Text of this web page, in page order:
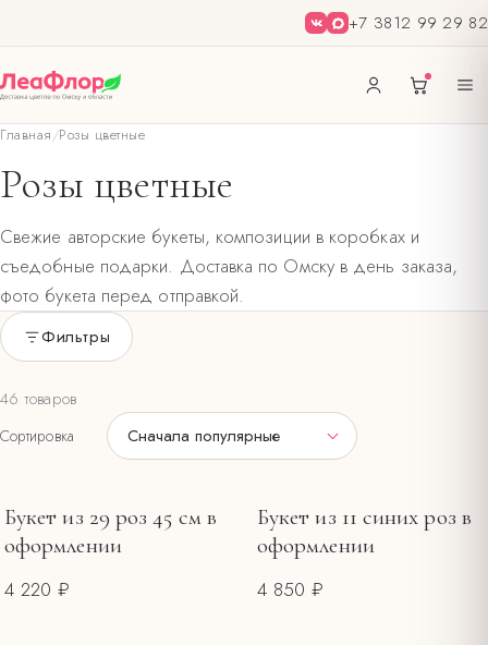
+7 3812 99 29 82
Главная/Розы цветные
Розы цветные
Свежие авторские букеты, композиции в коробках и
съедобные подарки. Доставка по Омску в день заказа,
фото букета перед отправкой.
Только в наличии
ЦВЕТ БУКЕТА
Букеты на 8 Марта
Букеты на 14 февраля
Фильтры
46 товаров
Сортировка Сначала популярные
Букет из 29 роз 45 см в
оформлении
4 220 ₽
Букет из 11 синих роз в
оформлении
4 850 ₽